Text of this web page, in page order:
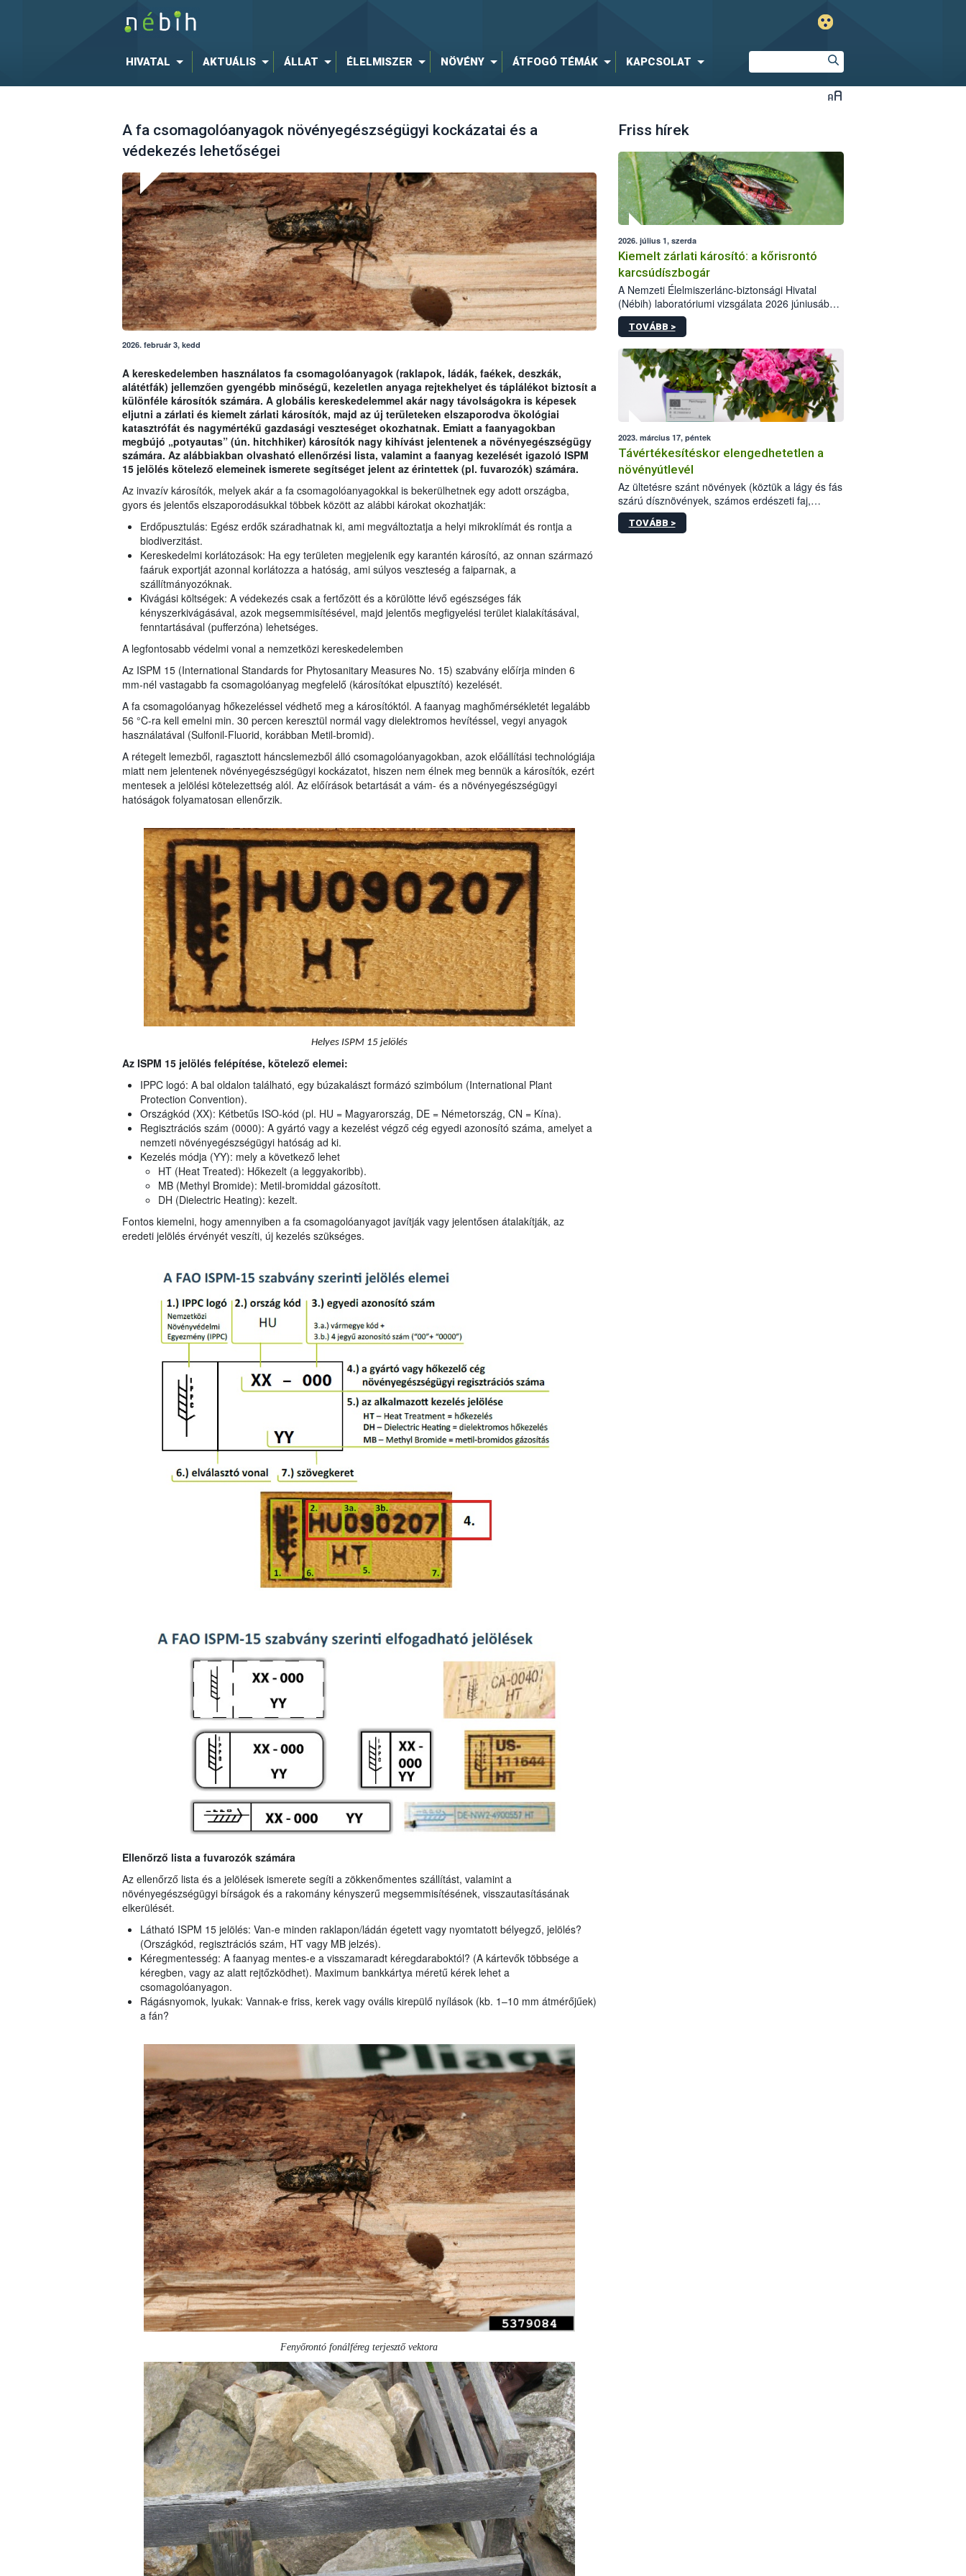
HIVATAL AKTUÁLIS ÁLLAT ÉLELMISZER NÖVÉNY ÁTFOGÓ TÉMÁK KAPCSOLAT
A fa csomagolóanyagok növényegészségügyi kockázatai és a
védekezés lehetőségei
2026. február 3, kedd
A kereskedelemben használatos fa csomagolóanyagok (raklapok, ládák, faékek, deszkák,
alátétfák) jellemzően gyengébb minőségű, kezeletlen anyaga rejtekhelyet és táplálékot biztosít a
különféle károsítók számára. A globális kereskedelemmel akár nagy távolságokra is képesek
eljutni a zárlati és kiemelt zárlati károsítók, majd az új területeken elszaporodva ökológiai
katasztrófát és nagymértékű gazdasági veszteséget okozhatnak. Emiatt a faanyagokban
megbújó „potyautas” (ún. hitchhiker) károsítók nagy kihívást jelentenek a növényegészségügy
számára. Az alábbiakban olvasható ellenőrzési lista, valamint a faanyag kezelését igazoló ISPM
15 jelölés kötelező elemeinek ismerete segítséget jelent az érintettek (pl. fuvarozók) számára.
Az invazív károsítók, melyek akár a fa csomagolóanyagokkal is bekerülhetnek egy adott országba,
gyors és jelentős elszaporodásukkal többek között az alábbi károkat okozhatják:
Erdőpusztulás: Egész erdők száradhatnak ki, ami megváltoztatja a helyi mikroklímát és rontja a
biodiverzitást.
Kereskedelmi korlátozások: Ha egy területen megjelenik egy karantén károsító, az onnan származó
faáruk exportját azonnal korlátozza a hatóság, ami súlyos veszteség a faiparnak, a
szállítmányozóknak.
Kivágási költségek: A védekezés csak a fertőzött és a körülötte lévő egészséges fák
kényszerkivágásával, azok megsemmisítésével, majd jelentős megfigyelési terület kialakításával,
fenntartásával (pufferzóna) lehetséges.
A legfontosabb védelmi vonal a nemzetközi kereskedelemben
Az ISPM 15 (International Standards for Phytosanitary Measures No. 15) szabvány előírja minden 6
mm-nél vastagabb fa csomagolóanyag megfelelő (károsítókat elpusztító) kezelését.
A fa csomagolóanyag hőkezeléssel védhető meg a károsítóktól. A faanyag maghőmérsékletét legalább
56 °C-ra kell emelni min. 30 percen keresztül normál vagy dielektromos hevítéssel, vegyi anyagok
használatával (Sulfonil-Fluorid, korábban Metil-bromid).
A rétegelt lemezből, ragasztott háncslemezből álló csomagolóanyagokban, azok előállítási technológiája
miatt nem jelentenek növényegészségügyi kockázatot, hiszen nem élnek meg bennük a károsítók, ezért
mentesek a jelölési kötelezettség alól. Az előírások betartását a vám- és a növényegészségügyi
hatóságok folyamatosan ellenőrzik.
Helyes ISPM 15 jelölés
Az ISPM 15 jelölés felépítése, kötelező elemei:
IPPC logó: A bal oldalon található, egy búzakalászt formázó szimbólum (International Plant
Protection Convention).
Országkód (XX): Kétbetűs ISO-kód (pl. HU = Magyarország, DE = Németország, CN = Kína).
Regisztrációs szám (0000): A gyártó vagy a kezelést végző cég egyedi azonosító száma, amelyet a
nemzeti növényegészségügyi hatóság ad ki.
Kezelés módja (YY): mely a következő lehet
HT (Heat Treated): Hőkezelt (a leggyakoribb).
MB (Methyl Bromide): Metil-bromiddal gázosított.
DH (Dielectric Heating): kezelt.
Fontos kiemelni, hogy amennyiben a fa csomagolóanyagot javítják vagy jelentősen átalakítják, az
eredeti jelölés érvényét veszíti, új kezelés szükséges.
Ellenőrző lista a fuvarozók számára
Az ellenőrző lista és a jelölések ismerete segíti a zökkenőmentes szállítást, valamint a
növényegészségügyi bírságok és a rakomány kényszerű megsemmisítésének, visszautasításának
elkerülését.
Látható ISPM 15 jelölés: Van-e minden raklapon/ládán égetett vagy nyomtatott bélyegző, jelölés?
(Országkód, regisztrációs szám, HT vagy MB jelzés).
Kéregmentesség: A faanyag mentes-e a visszamaradt kéregdaraboktól? (A kártevők többsége a
kéregben, vagy az alatt rejtőzködhet). Maximum bankkártya méretű kérek lehet a
csomagolóanyagon.
Rágásnyomok, lyukak: Vannak-e friss, kerek vagy ovális kirepülő nyílások (kb. 1–10 mm átmérőjűek)
a fán?
Fenyőrontó fonálféreg terjesztő vektora
Friss hírek
2026. július 1, szerda
Kiemelt zárlati károsító: a kőrisrontó
karcsúdíszbogár
A Nemzeti Élelmiszerlánc-biztonsági Hivatal
(Nébih) laboratóriumi vizsgálata 2026 júniusában
megerősítette a kőrisrontó karcsúdíszbogár
(Agrilus planipennis) jelenlétét Beregsurány
TOVÁBB >
2023. március 17, péntek
Távértékesítéskor elengedhetetlen a
növényútlevél
Az ültetésre szánt növények (köztük a lágy és fás
szárú dísznövények, számos erdészeti faj,
valamint a zöldségpalánták) távértékesítése
esetén kötelező a növényútlevél.
TOVÁBB >